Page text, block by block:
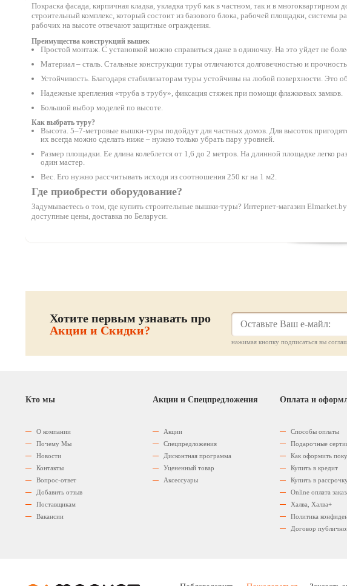
Покраска фасада, кирпичная кладка, укладка труб как в частном, так и в
строительный комплекс, который состоит из базового блока, рабочей площадки,
рабочих на высоте отвечают защитные ограждения.
Преимущества конструкций вышек
Простой монтаж. С установкой можно справиться даже в одиночку. На это уйдет не
Материал – сталь. Стальные конструкции туры отличаются долговечностью и
Устойчивость. Благодаря стабилизаторам туры устойчивы на любой поверхности. Это
Надежные крепления «труба в трубу», фиксация стяжек при помощи флажковых замков.
Большой выбор моделей по высоте.
Как выбрать туру?
Высота. 5–7-метровые вышки-туры подойдут для частных домов. Для высоток
их всегда можно сделать ниже – нужно только убрать пару уровней.
Размер площадки. Ее длина колеблется от 1,6 до 2 метров. На длинной площадке легко
один мастер.
Вес. Его нужно рассчитывать исходя из соотношения 250 кг на 1 м2.
Где приобрести оборудование?
Задумываетесь о том, где купить строительные вышки-туры? Интернет-магазин
доступные цены, доставка по Беларуси.
Хотите первым узнавать про
Акции и Скидки?
нажимая кнопку подписаться вы
Кто мы
О компании
Почему Мы
Новости
Контакты
Вопрос-ответ
Добавить отзыв
Поставщикам
Вакансии
Акции и Спецпредложения
Акции
Спецпредложения
Дисконтная программа
Уцененный товар
Аксессуары
Оплата и
Способы оплаты
Подарочные
Как оформить
Купить в кредит
Купить в
Оnline оплата
Халва, Халва+
Политика
Договор